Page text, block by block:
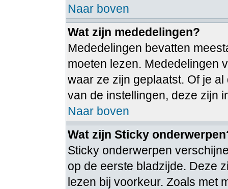
Naar boven
Wat zijn mededelingen?
Mededelingen bevatten
moeten lezen. Mededelingen
waar ze zijn geplaatst. Of je
van de instellingen, deze zijn
Naar boven
Wat zijn Sticky
Sticky onderwerpen
op de eerste bladzijde. Deze
lezen bij voorkeur. Zoals met